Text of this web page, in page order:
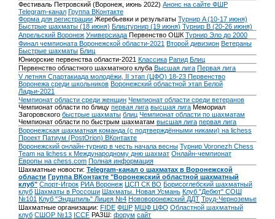
Фестиваль Петровский (Воронеж, июнь 2022) Анонс на сайте ФШР
Telegram-канал Группа ВКонтакте
Форма для регистрации Жеребьевки и результаты Турнир A (10-17 июня)
Быстрые шахматы (18 июня) Блицтурнир (19 июня) Турнир B (20-26 июня)
Апрельский Воронеж Универсиада Первенство ОШК Турнир Эло до 2000
Финал чемпионата Воронежской области-2021 Второй дивизион Ветераны
Быстрые шахматы Блиц
Юниорские первенства области-2021 Классика Рапид Блиц
Первенство областного шахматного клуба Высшая лига Первая лига
V летняя Спартакиада молодёжи, II этап (ЦФО) 18-23 Первенство
Воронежа среди школьников Воронежский областной этап Белой
Ладьи-2021
Чемпионат области среди женщин Чемпионат области среди ветеранов
Чемпионат области по блицу первая лига высшая лига Мемориал
Загоровского быстрые шахматы блиц Чемпионат области по шахматам
Чемпионат области по быстрым шахматам высшая лига первая лига
Воронежская шахматная команда (с подтверждёнными никами) на lichess
Проект Патиум (PostOrion) ВКонтакте
Воронежский онлайн-турнир в честь начала весны Турнир Voronezh Chess
Team на lichess к Международному дню шахмат Онлайн-чемпионат
Европы на chess.com Полная информация
Шахматные новости: Telegram-канал о шахматах в Воронежской
области Группа ВКонтакте "Воронежский областной шахматный
клуб" Спорт-Игрок РИА Воронеж ЦСП СК ВО Борисоглебский шахматный
клуб Шахматы в Россоши Шахматы. Новая Усмань Клуб "Дебют" СОШ
№101 Клуб "Эндшпиль" Лицея №4 Нововоронежский ДДТ Труд-Черноземье
Шахматные организации: FIDE ФШР МШФ ЦФО Областной шахматный
клуб СШОР №13 ICCF РАЗШ: форум сайт